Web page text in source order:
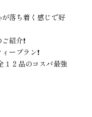
落ち着く感じで好
紹介❗️
ープラン❗️
１２品のコスパ最強